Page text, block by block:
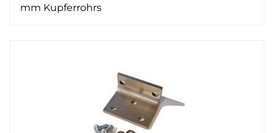
mm Kupferrohrs